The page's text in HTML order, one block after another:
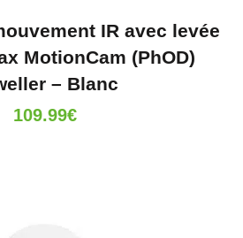
IR avec levée
MotionCam (PhOD)
– Blanc
109.99€